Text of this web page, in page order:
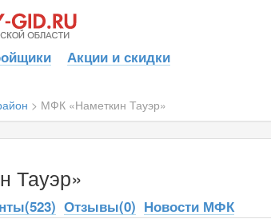
Акции и скидки
> МФК «Наметкин Тауэр»
Тауэр»
Отзывы(0) Новости МФК